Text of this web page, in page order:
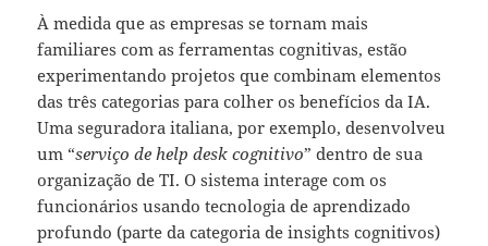
À medida que as empresas se tornam mais
familiares com as ferramentas cognitivas, estão
experimentando projetos que combinam elementos
das três categorias para colher os benefícios da IA.
Uma seguradora italiana, por exemplo, desenvolveu
um “serviço de help desk cognitivo” dentro de sua
organização de TI. O sistema interage com os
funcionários usando tecnologia de aprendizado
profundo (parte da categoria de insights cognitivos)